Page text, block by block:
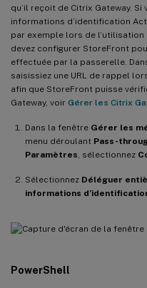
qu’il reçoit de Citrix Gateway.
informations d’identification
par exemple lors de l’utilisation
devez configurer StoreFront
effectuée par la passerelle.
saisissiez une URL de rappel
afin que StoreFront puisse
Gateway, voir Gérer les Citrix
Dans la fenêtre Gérer les
menu déroulant Pass-
Paramètres , sélectionnez
Sélectionnez Déléguer
informations
PowerShell